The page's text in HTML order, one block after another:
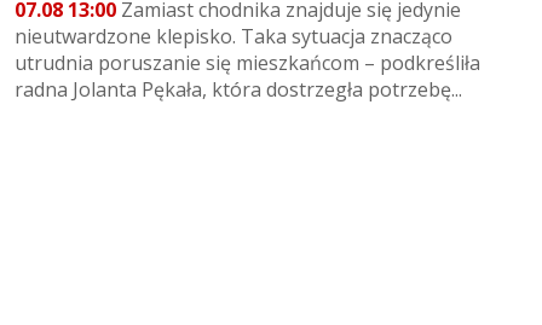
07.08 13:00 Zamiast chodnika znajduje się jedynie
nieutwardzone klepisko. Taka sytuacja znacząco
utrudnia poruszanie się mieszkańcom – podkreśliła
radna Jolanta Pękała, która dostrzegła potrzebę...